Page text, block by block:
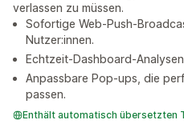
verlassen zu müssen.
Sofortige Web-Push-
Nutzer:innen.
Echtzeit-Dashboard-
Anpassbare Pop-ups, die
passen.
Enthält automatisch übersetzten